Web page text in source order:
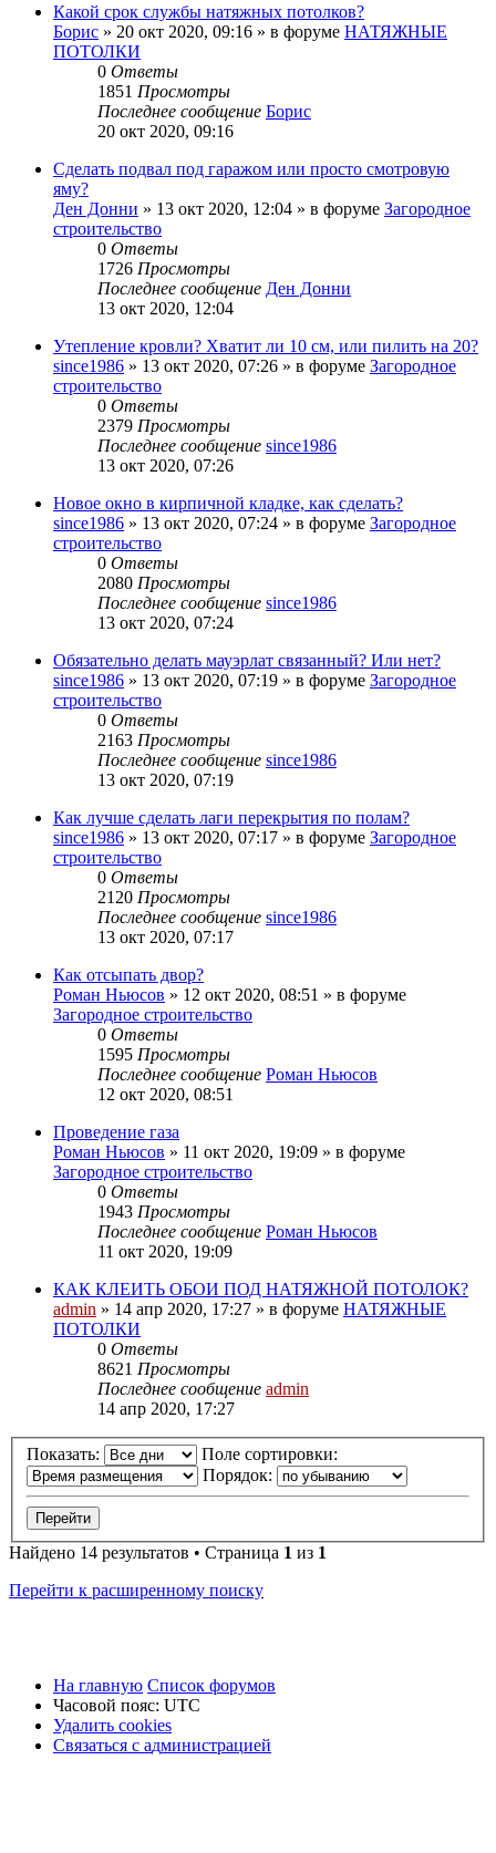
Какой срок службы натяжных потолков?
Борис » 20 окт 2020, 09:16 » в форуме НАТЯЖНЫЕ
ПОТОЛКИ
0 Ответы
1851 Просмотры
Последнее сообщение Борис
20 окт 2020, 09:16
Сделать подвал под гаражом или просто смотровую
яму?
Ден Донни » 13 окт 2020, 12:04 » в форуме Загородное
строительство
0 Ответы
1726 Просмотры
Последнее сообщение Ден Донни
13 окт 2020, 12:04
Утепление кровли? Хватит ли 10 см, или пилить на 20?
since1986 » 13 окт 2020, 07:26 » в форуме Загородное
строительство
0 Ответы
2379 Просмотры
Последнее сообщение since1986
13 окт 2020, 07:26
Новое окно в кирпичной кладке, как сделать?
since1986 » 13 окт 2020, 07:24 » в форуме Загородное
строительство
0 Ответы
2080 Просмотры
Последнее сообщение since1986
13 окт 2020, 07:24
Обязательно делать мауэрлат связанный? Или нет?
since1986 » 13 окт 2020, 07:19 » в форуме Загородное
строительство
0 Ответы
2163 Просмотры
Последнее сообщение since1986
13 окт 2020, 07:19
Как лучше сделать лаги перекрытия по полам?
since1986 » 13 окт 2020, 07:17 » в форуме Загородное
строительство
0 Ответы
2120 Просмотры
Последнее сообщение since1986
13 окт 2020, 07:17
Как отсыпать двор?
Роман Ньюсов » 12 окт 2020, 08:51 » в форуме
Загородное строительство
0 Ответы
1595 Просмотры
Последнее сообщение Роман Ньюсов
12 окт 2020, 08:51
Проведение газа
Роман Ньюсов » 11 окт 2020, 19:09 » в форуме
Загородное строительство
0 Ответы
1943 Просмотры
Последнее сообщение Роман Ньюсов
11 окт 2020, 19:09
КАК КЛЕИТЬ ОБОИ ПОД НАТЯЖНОЙ ПОТОЛОК?
admin » 14 апр 2020, 17:27 » в форуме НАТЯЖНЫЕ
ПОТОЛКИ
0 Ответы
8621 Просмотры
Последнее сообщение admin
14 апр 2020, 17:27
Показать:
Поле сортировки:
Порядок:
Найдено 14 результатов • Страница 1 из 1
Перейти к расширенному поиску
На главную Список форумов
Часовой пояс: UTC
Удалить cookies
Связаться
Связаться с администрацией